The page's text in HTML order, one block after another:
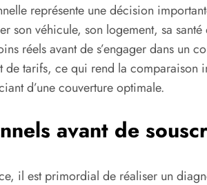
représente une décision
véhicule, son logement, sa santé
réels avant de s’engager dans un
de tarifs, ce qui rend la comparaison
d’une couverture optimale.
avant de
il est primordial de réaliser un